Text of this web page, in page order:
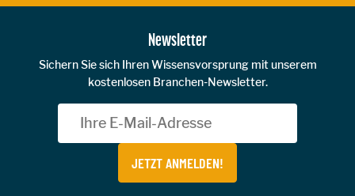
Newsletter
Sichern Sie sich Ihren Wissensvorsprung mit unserem
kostenlosen Branchen-Newsletter.
JETZT ANMELDEN!